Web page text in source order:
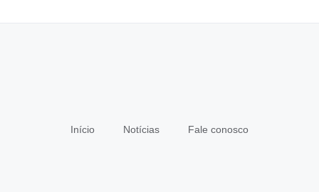
Início Notícias Fale conosco